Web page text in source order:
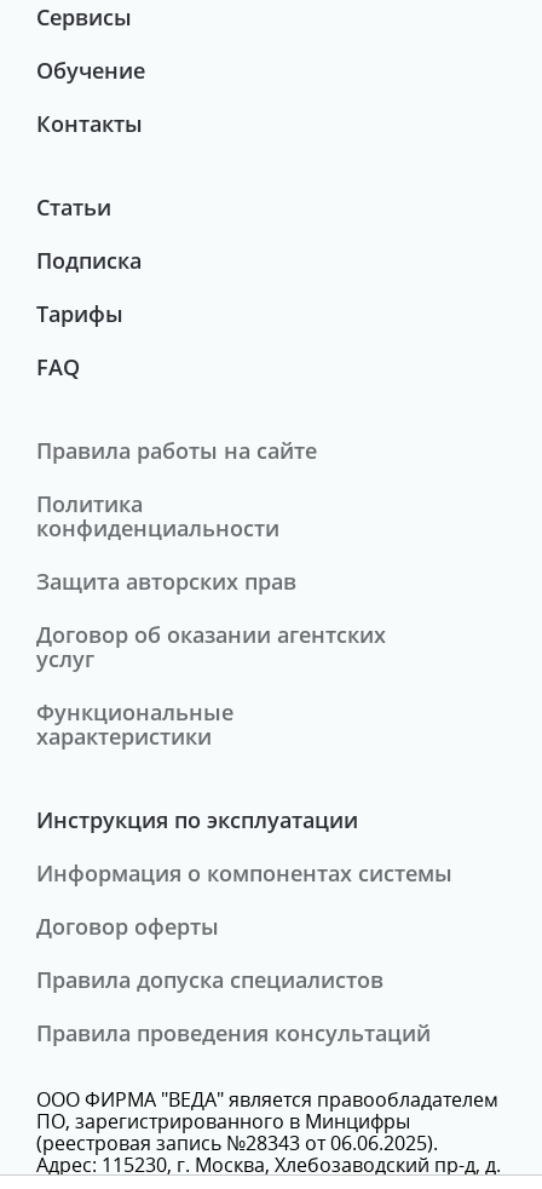
Сервисы
Обучение
Контакты
Статьи
Подписка
Тарифы
FAQ
Правила работы на сайте
Политика
конфиденциальности
Защита авторских прав
Договор об оказании агентских
услуг
Функциональные
характеристики
Инструкция по эксплуатации
Информация о компонентах системы
Договор оферты
Правила допуска специалистов
Правила проведения консультаций
ООО ФИРМА "ВЕДА" является правообладателем
ПО, зарегистрированного в Минцифры
(реестровая запись №28343 от 06.06.2025).
Адрес: 115230, г. Москва, Хлебозаводский пр-д, д.